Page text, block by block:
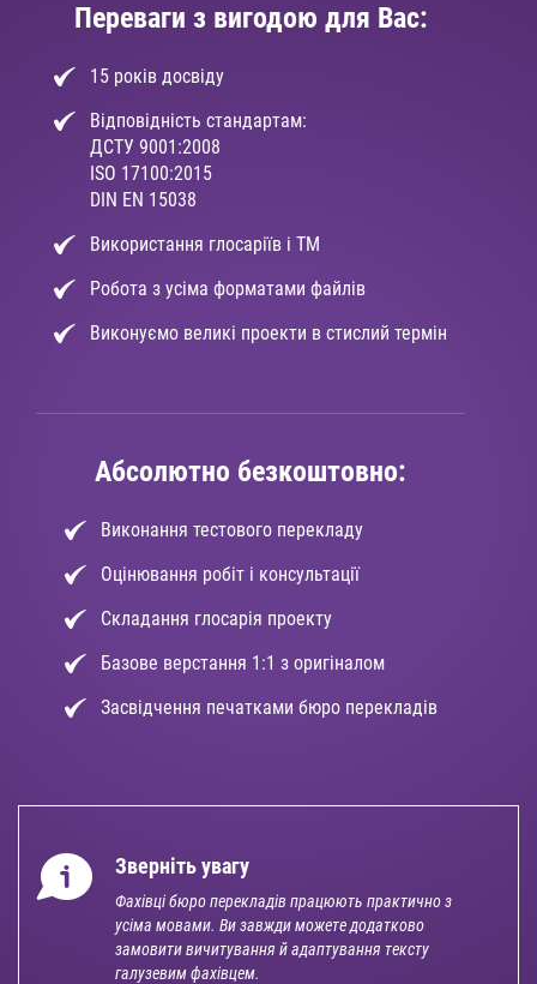
Переваги з вигодою для Вас:
15 років досвіду
Відповідність стандартам:
ДСТУ 9001:2008
ISO 17100:2015
DIN EN 15038
Використання глосаріїв і ТМ
Робота з усіма форматами файлів
Виконуємо великі проекти в стислий термін
Абсолютно безкоштовно:
Виконання тестового перекладу
Оцінювання робіт і консультації
Складання глосарія проекту
Базове верстання 1:1 з оригіналом
Засвідчення печатками бюро перекладів
Зверніть увагу
Фахівці бюро перекладів працюють практично з
усіма мовами. Ви завжди можете додатково
замовити вичитування й адаптування тексту
галузевим фахівцем.